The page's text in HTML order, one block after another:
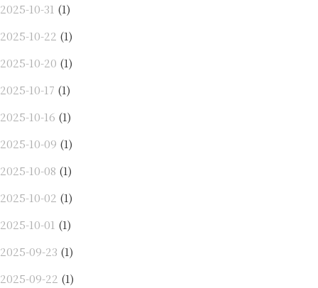
2025-10-31 (1)
2025-10-22 (1)
2025-10-20 (1)
2025-10-17 (1)
2025-10-16 (1)
2025-10-09 (1)
2025-10-08 (1)
2025-10-02 (1)
2025-10-01 (1)
2025-09-23 (1)
2025-09-22 (1)